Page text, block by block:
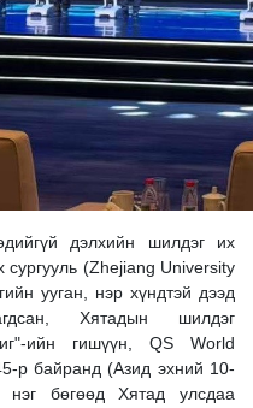
дэлхийн шилдэг их
(Zhejiang University
ууган, нэр хүндтэй дээд
Хятадын шилдэг
ийн гишүүн, QS World
р байранд (Азид эхний 10-
бөгөөд Хятад улсдаа